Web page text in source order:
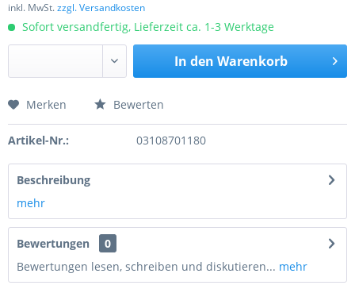
inkl. MwSt.zzgl. Versandkosten
Sofort versandfertig, Lieferzeit ca. 1-3 Werktage
In den Warenkorb
Preis anfragen
Merken Bewerten
Artikel-Nr.: 03108701180
Beschreibung
mehr
Bewertungen
0
Bewertungen lesen, schreiben und diskutieren... mehr